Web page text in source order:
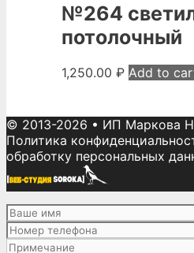
№264
потолочный
1,250.00 ₽ Add to
© 2013-2026 • ИП Маркова
Политика
обработку персональных